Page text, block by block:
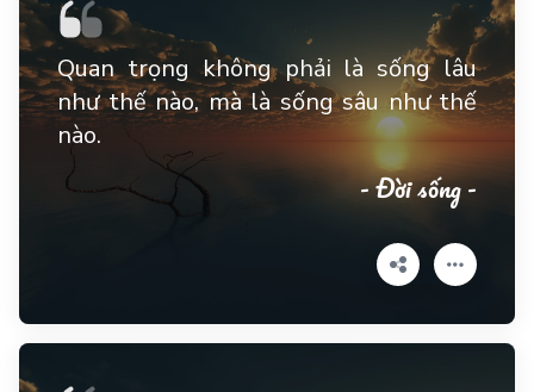
Quan trọng không phải là sống lâu
như thế nào, mà là sống sâu như thế
nào.
- Đời sống -